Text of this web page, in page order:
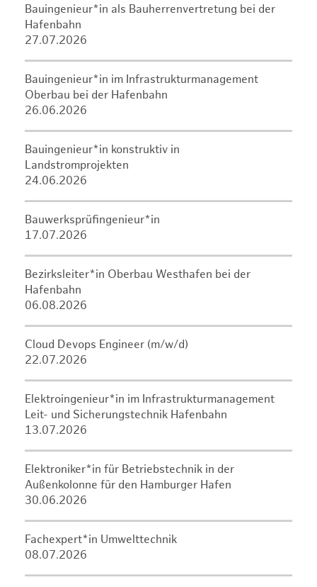
Bauingenieur*in als Bauherrenvertretung bei der
Hafenbahn
27.07.2026
Bauingenieur*in im Infrastrukturmanagement
Oberbau bei der Hafenbahn
26.06.2026
Bauingenieur*in konstruktiv in
Landstromprojekten
24.06.2026
Bauwerksprüfingenieur*in
17.07.2026
Bezirksleiter*in Oberbau Westhafen bei der
Hafenbahn
06.08.2026
Cloud Devops Engineer (m/w/d)
22.07.2026
Elektroingenieur*in im Infrastrukturmanagement
Leit- und Sicherungstechnik Hafenbahn
13.07.2026
Elektroniker*in für Betriebstechnik in der
Außenkolonne für den Hamburger Hafen
30.06.2026
Fachexpert*in Umwelttechnik
08.07.2026